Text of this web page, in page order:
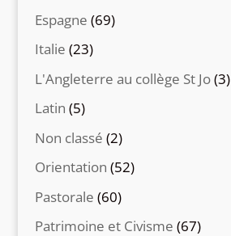
Espagne (69)
Italie (23)
L'Angleterre au collège St Jo(3)
Latin (5)
Non classé (2)
Orientation (52)
Pastorale (60)
Patrimoine et Civisme (67)